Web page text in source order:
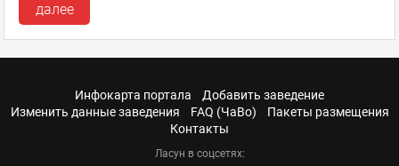
далее
Инфокарта портала
Добавить заведение
Изменить данные заведения
FAQ (ЧаВо)
Пакеты размещения
Контакты
Ласун в соцсетях: